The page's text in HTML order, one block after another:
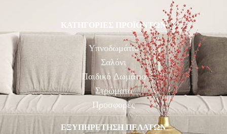
ΚΑΤΗΓΟΡΙΕΣ ΠΡΟΪΟΝΤΩΝ
Υπνοδωμάτιο
Σαλόνι
Παιδικό Δωμάτιο
Στρώματα
Προσφορές
ΕΞΥΠΗΡΕΤΗΣΗ ΠΕΛΑΤΩΝ